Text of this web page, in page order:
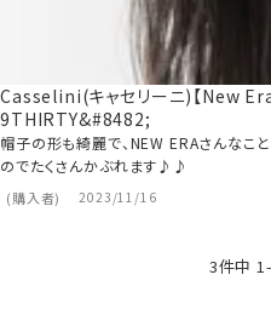
Casselini(キャセリーニ)【New
9THIRTY&#8482;
購入者 2023/11/16
帽子の形も綺麗で、NEW ERAさんなこ
のでたくさんかぶれます♪♪
3件中 1 -